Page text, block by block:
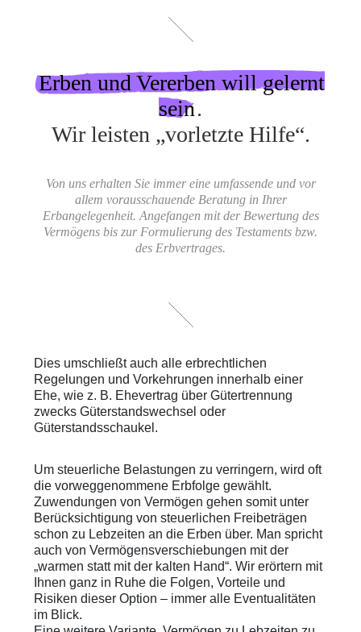
Erben und Vererben will gelernt
sein.
Wir leisten „vorletzte Hilfe“.
Von uns erhalten Sie immer eine umfassende und vor
allem vorausschauende Beratung in Ihrer
Erbangelegenheit. Angefangen mit der Bewertung des
Vermögens bis zur Formulierung des Testaments bzw.
des Erbvertrages.
Dies umschließt auch alle erbrechtlichen
Regelungen und Vorkehrungen innerhalb einer
Ehe, wie z. B. Ehevertrag über Gütertrennung
zwecks Güterstandswechsel oder
Güterstandsschaukel.
Um steuerliche Belastungen zu verringern, wird oft
die vorweggenommene Erbfolge gewählt.
Zuwendungen von Vermögen gehen somit unter
Berücksichtigung von steuerlichen Freibeträgen
schon zu Lebzeiten an die Erben über. Man spricht
auch von Vermögensverschiebungen mit der
„warmen statt mit der kalten Hand“. Wir erörtern mit
Ihnen ganz in Ruhe die Folgen, Vorteile und
Risiken dieser Option – immer alle Eventualitäten
im Blick.